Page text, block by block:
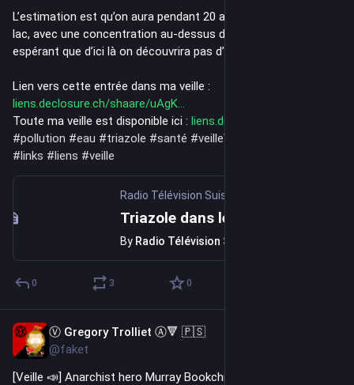
L’estimation est qu’on aura pendant 20 ans du triazole dans le
lac, avec une concentration au-dessus du seuil actuel, en
espérant que d’ici là on découvrira pas d’autres pollutions…
Lien vers cette entrée dans ma veille :
liens.declosure.ch/shaare/uAgK
Toute ma veille est disponible ici : liens.declosure.ch/
#pollution #eau #triazole #santé #veilleVidéo
#links #liens #veille
Radio Télévision Suisse
By Radio Télévision Suisse
0 3 0
Ⓥ Gregory Trolliet Ⓐ🔻 🇵🇸
@faket
[Veille 📣] Anarchist hero Murray Bookchin was a Zionist who